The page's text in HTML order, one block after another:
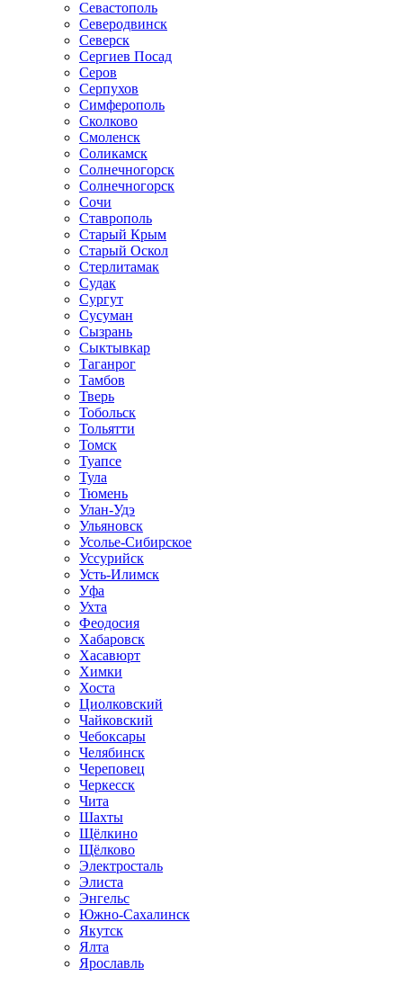
Севастополь
Северодвинск
Северск
Сергиев Посад
Серов
Серпухов
Симферополь
Сколково
Смоленск
Соликамск
Солнечногорск
Солнечногорск
Сочи
Ставрополь
Старый Крым
Старый Оскол
Стерлитамак
Судак
Сургут
Сусуман
Сызрань
Сыктывкар
Таганрог
Тамбов
Тверь
Тобольск
Тольятти
Томск
Туапсе
Тула
Тюмень
Улан-Удэ
Ульяновск
Усолье-Сибирское
Уссурийск
Усть-Илимск
Уфа
Ухта
Феодосия
Хабаровск
Хасавюрт
Химки
Хоста
Циолковский
Чайковский
Чебоксары
Челябинск
Череповец
Черкесск
Чита
Шахты
Щёлкино
Щёлково
Электросталь
Элиста
Энгельс
Южно-Сахалинск
Якутск
Ялта
Ярославль